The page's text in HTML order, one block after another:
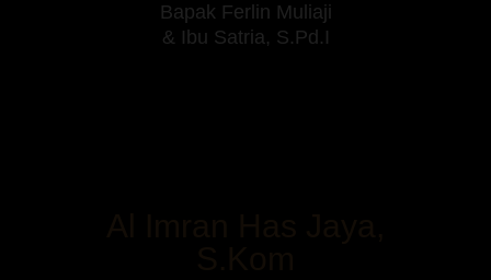
Bapak Ferlin Muliaji
& Ibu Satria, S.Pd.I